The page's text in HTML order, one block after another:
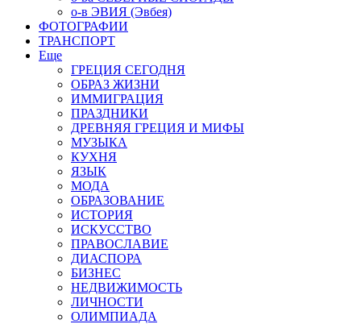
о-в ЭВИЯ (Эвбея)
ФОТОГРАФИИ
ТРАНСПОРТ
Еще
ГРЕЦИЯ СЕГОДНЯ
ОБРАЗ ЖИЗНИ
ИММИГРАЦИЯ
ПРАЗДНИКИ
ДРЕВНЯЯ ГРЕЦИЯ И МИФЫ
МУЗЫКА
КУХНЯ
ЯЗЫК
МОДА
ОБРАЗОВАНИЕ
ИСТОРИЯ
ИСКУССТВО
ПРАВОСЛАВИЕ
ДИАСПОРА
БИЗНЕС
НЕДВИЖИМОСТЬ
ЛИЧНОСТИ
ОЛИМПИАДА